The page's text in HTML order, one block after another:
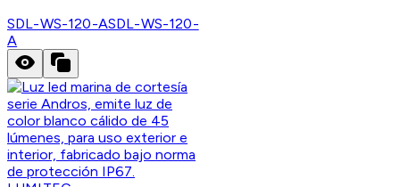
SDL-WS-120-ASDL-WS-120-
A